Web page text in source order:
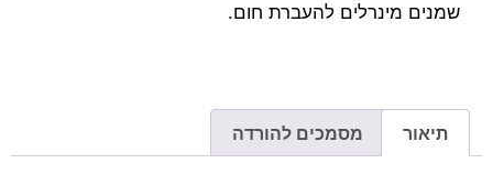
שמנים מינרלים להעברת חום.
תיאור מסמכים להורדה